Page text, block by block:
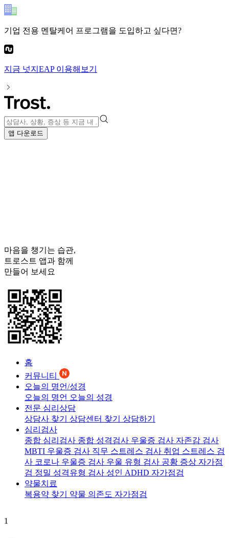
기업 전용 멘탈케어 프로그램을 도입하고 싶다면?
지금 넛지EAP이용해보기
앱 다운로드
마음을 챙기는 습관,
트로스트 앱과 함께
만들어 보세요
홈
커뮤니티
오늘의 명언/성경
오늘의 명언 오늘의 성경
전문 심리상담
상담사 찾기 상담센터 찾기 상담하기
심리검사
종합 심리검사 종합 성격검사 우울증 검사 자존감 검사
MBTI 우울증 검사 직무 스트레스 검사 취업 스트레스 검
사 코로나 우울증 검사 우울 유형 검사 공황 증상 자가점
검 정밀 성격유형 검사 성인 ADHD 자가점검
약물치료
복용약 찾기 약물 의존도 자가점검
1